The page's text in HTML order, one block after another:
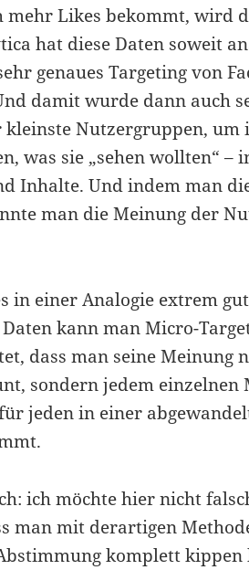
Likes bekommt, wird
hat diese Daten soweit
genaues Targeting von
damit wurde dann auch
Nutzergruppen, um
was sie „sehen wollten“ –
Inhalte. Und indem man
man die Meinung der
in einer Analogie extrem
kann man Micro-
dass man seine Meinung
sondern jedem einzelnen
jeden in einer
ich möchte hier nicht
man mit derartigen
komplett kippen